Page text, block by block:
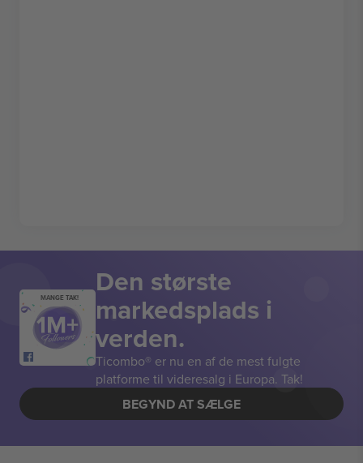
MANGE TAK! Den største
markedsplads i
verden.
Ticombo® er nu en af de mest fulgte
platforme til videresalg i Europa. Tak!
BEGYND AT SÆLGE